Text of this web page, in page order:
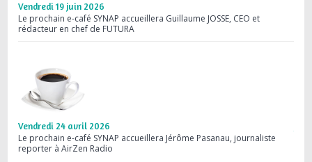
Vendredi 19 juin 2026
Le prochain e-café SYNAP accueillera Guillaume JOSSE, CEO et
rédacteur en chef de FUTURA
Vendredi 24 avril 2026
Le prochain e-café SYNAP accueillera Jérôme Pasanau, journaliste
reporter à AirZen Radio